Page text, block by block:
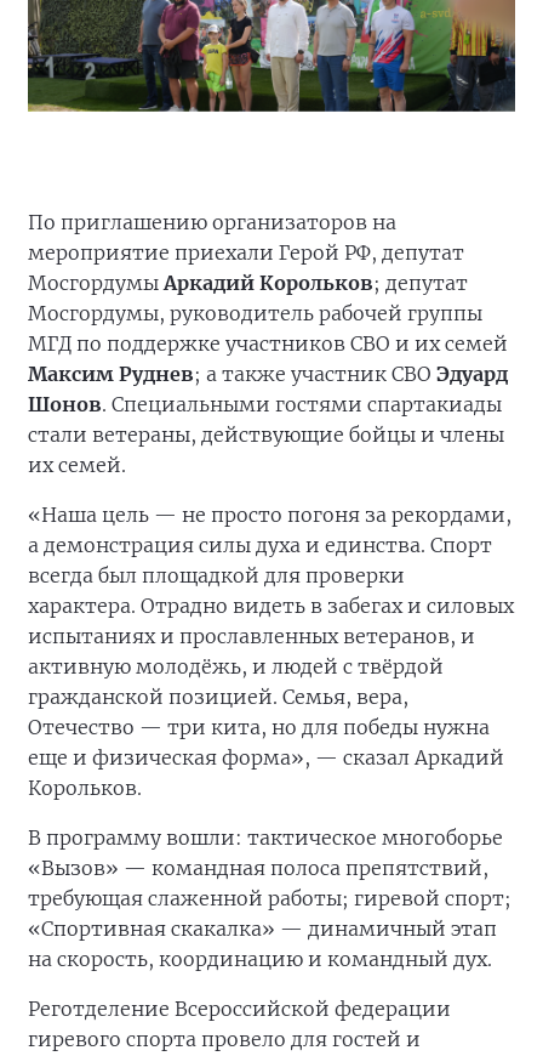
По приглашению организаторов на
мероприятие приехали Герой РФ, депутат
МосгордумыАркадий Корольков; депутат
Мосгордумы, руководитель рабочей группы
МГД по поддержке участников СВО и их семей
Максим Руднев; а также участник СВО Эдуард
Шонов. Специальными гостями спартакиады
стали ветераны, действующие бойцы и члены
их семей.
«Наша цель — не просто погоня за рекордами,
а демонстрация силы духа и единства. Спорт
всегда был площадкой для проверки
характера. Отрадно видеть в забегах и силовых
испытаниях и прославленных ветеранов, и
активную молодёжь, и людей с твёрдой
гражданской позицией. Семья, вера,
Отечество — три кита, но для победы нужна
еще и физическая форма», — сказал Аркадий
Корольков.
В программу вошли: тактическое многоборье
«Вызов» — командная полоса препятствий,
требующая слаженной работы; гиревой спорт;
«Спортивная скакалка» — динамичный этап
на скорость, координацию и командный дух.
Реготделение Всероссийской федерации
гиревого спорта провело для гостей и